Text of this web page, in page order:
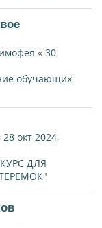
« 30
обучающих
28 окт 2024,
ДЛЯ